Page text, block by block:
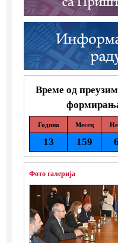
Време од
Година Месец
13 159
Фото галерија